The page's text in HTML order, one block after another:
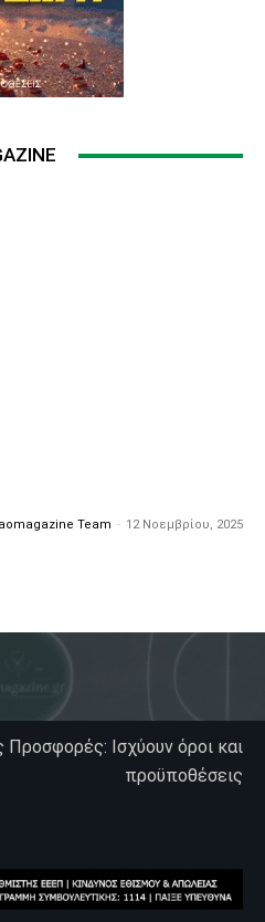
Team - 12 Νοεμβρίου, 2025
Προσφορές: Ισχύουν όροι και
προϋποθέσεις